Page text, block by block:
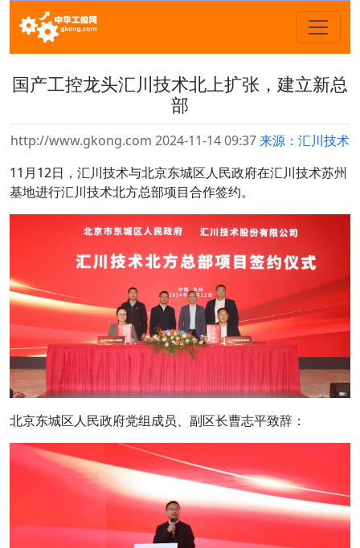
国产工控龙头汇川技术北上扩张，建立新总
部
http://www.gkong.com 2024-11-14 09:37来源：汇川技术
11月12日，汇川技术与北京东城区人民政府在汇川技术苏州
基地进行汇川技术北方总部项目合作签约。
北京东城区人民政府党组成员、副区长曹志平致辞：